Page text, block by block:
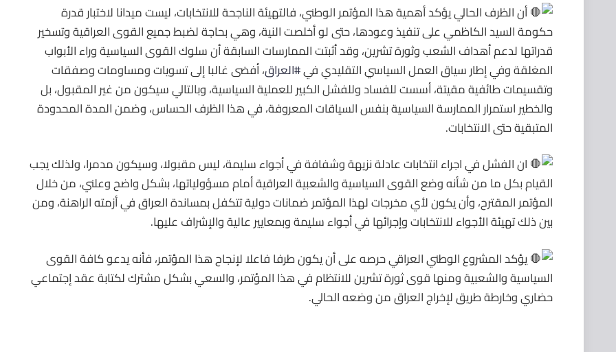
أن الظرف الحالي يؤكد أهمية هذا المؤتمر الوطني، فالتهيئة الناجحة للانتخابات، ليست ميدانا لاختبار قدرة
حكومة السيد الكاظمي على تنفيذ وعودها، حتى لو أخلصت النية، وهي بحاجة لضبط جميع القوى العراقية وتسخير
قدراتها لدعم أهداف الشعب وثورة تشرين، وقد أثبتت الممارسات السابقة أن سلوك القوى السياسية وراء الأبواب
المغلقة وفي إطار سياق العمل السياسي التقليدي في#العراق، أفضى غالبا إلى تسويات ومساومات وصفقات
وتقسيمات طائفية مقيتة، أسست للفساد وللفشل الكبير للعملية السياسية، وبالتالي سيكون من غير المقبول، بل
والخطير استمرار الممارسة السياسية بنفس السياقات المعروفة، في هذا الظرف الحساس، وضمن المدة المحدودة
المتبقية حتى الانتخابات.
ان الفشل في اجراء انتخابات عادلة نزيهة وشفافة في أجواء سليمة، ليس مقبولا، وسيكون مدمرا، ولذلك يجب
القيام بكل ما من شأنه وضع القوى السياسية والشعبية العراقية أمام مسؤولياتها، بشكل واضح وعلني، من خلال
المؤتمر المقترح، وأن يكون لأي مخرجات لهذا المؤتمر ضمانات دولية تتكفل بمساندة العراق في أزمته الراهنة، ومن
بين ذلك تهيئة الأجواء للانتخابات وإجرائها في أجواء سليمة وبمعايير عالية والإشراف عليها.
يؤكد المشروع الوطني العراقي حرصه على أن يكون طرفا فاعلا لإنجاح هذا المؤتمر، فأنه يدعو كافة القوى
السياسية والشعبية ومنها قوى ثورة تشرين للانتظام في هذا المؤتمر، والسعي بشكل مشترك لكتابة عقد إجتماعي
حضاري وخارطة طريق لإخراج العراق من وضعه الحالي.